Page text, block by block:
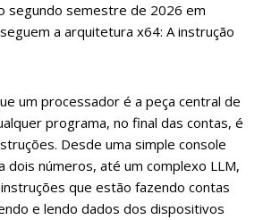
segundo semestre de 2026 em
a arquitetura x64: A instrução
um processador é a peça central de
programa, no final das contas, é
Desde uma simple console
dois números, até um complexo LLM,
que estão fazendo contas
e lendo dados dos dispositivos